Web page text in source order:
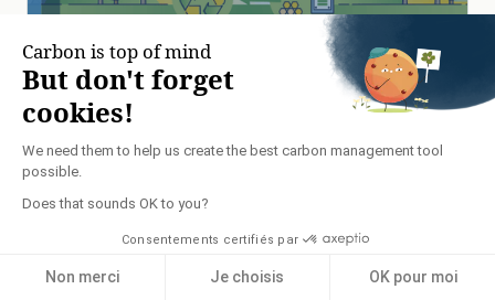
Déchets : point sur la responsabilité élargie du producteur
pour la gestion de vos déchets ? Etes-vous au clair
sur les obligations qui incombent aux fabricants ?